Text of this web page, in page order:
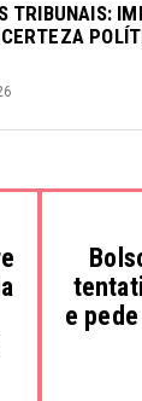
TRIBUNAIS:
e